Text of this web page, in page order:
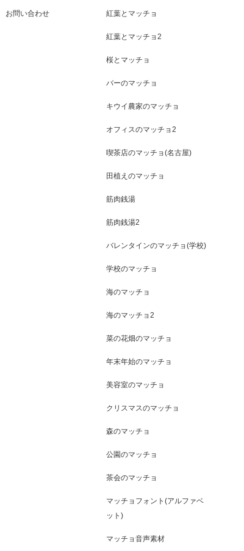
お問い合わせ 紅葉とマッチョ
紅葉とマッチョ2
桜とマッチョ
バーのマッチョ
キウイ農家のマッチョ
オフィスのマッチョ2
喫茶店のマッチョ(名古屋)
田植えのマッチョ
筋肉銭湯
筋肉銭湯2
バレンタインのマッチョ(学校)
学校のマッチョ
海のマッチョ
海のマッチョ2
菜の花畑のマッチョ
年末年始のマッチョ
美容室のマッチョ
クリスマスのマッチョ
森のマッチョ
公園のマッチョ
茶会のマッチョ
マッチョフォント(アルファベ
ット)
マッチョ音声素材